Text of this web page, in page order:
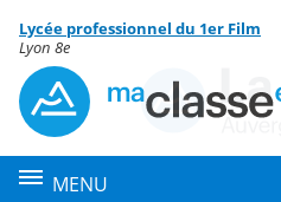
Menu de la rubrique
Contenu
Lycée professionnel du 1er Film
Lyon 8e
MENU